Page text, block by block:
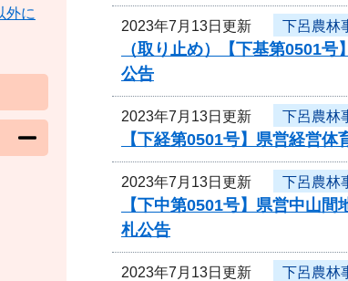
2023年7月13日更新 下呂農林
（取り止め）【下基第0501
公告
2023年7月13日更新 下呂農林
【下経第0501号】県営経営
2023年7月13日更新 下呂農林
【下中第0501号】県営中山
札公告
2023年7月13日更新 下呂農林
外に